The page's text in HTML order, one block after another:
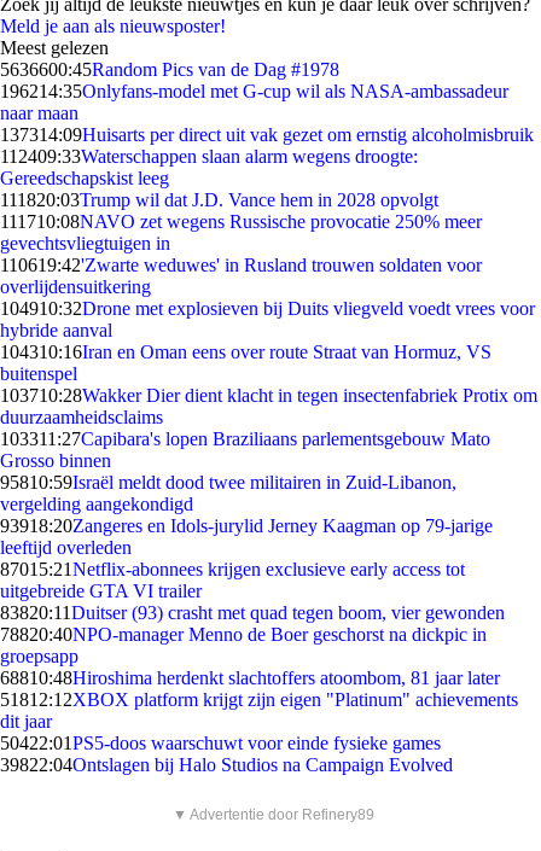
Zoek jij altijd de leukste nieuwtjes en kun je daar leuk over schrijven?
Meld je aan als nieuwsposter!
Meest gelezen
5636600:45Random Pics van de Dag #1978
196214:35Onlyfans-model met G-cup wil als NASA-ambassadeur
naar maan
137314:09Huisarts per direct uit vak gezet om ernstig alcoholmisbruik
112409:33Waterschappen slaan alarm wegens droogte:
Gereedschapskist leeg
111820:03Trump wil dat J.D. Vance hem in 2028 opvolgt
111710:08NAVO zet wegens Russische provocatie 250% meer
gevechtsvliegtuigen in
110619:42'Zwarte weduwes' in Rusland trouwen soldaten voor
overlijdensuitkering
104910:32Drone met explosieven bij Duits vliegveld voedt vrees voor
hybride aanval
104310:16Iran en Oman eens over route Straat van Hormuz, VS
buitenspel
103710:28Wakker Dier dient klacht in tegen insectenfabriek Protix om
duurzaamheidsclaims
103311:27Capibara's lopen Braziliaans parlementsgebouw Mato
Grosso binnen
95810:59Israël meldt dood twee militairen in Zuid-Libanon,
vergelding aangekondigd
93918:20Zangeres en Idols-jurylid Jerney Kaagman op 79-jarige
leeftijd overleden
87015:21Netflix-abonnees krijgen exclusieve early access tot
uitgebreide GTA VI trailer
83820:11Duitser (93) crasht met quad tegen boom, vier gewonden
78820:40NPO-manager Menno de Boer geschorst na dickpic in
groepsapp
68810:48Hiroshima herdenkt slachtoffers atoombom, 81 jaar later
51812:12XBOX platform krijgt zijn eigen "Platinum" achievements
dit jaar
50422:01PS5-doos waarschuwt voor einde fysieke games
39822:04Ontslagen bij Halo Studios na Campaign Evolved
▼ Advertentie door Refinery89